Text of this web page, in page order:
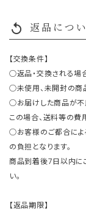
replay 返品につ
【交換条件】
○返品・交換される場
○未使用、未開封の商
○お届けした商品が不
この場合、送料等の費
○お客様のご都合によ
の負担となります。
商品到着後7日以内に
い。
【返品期限】